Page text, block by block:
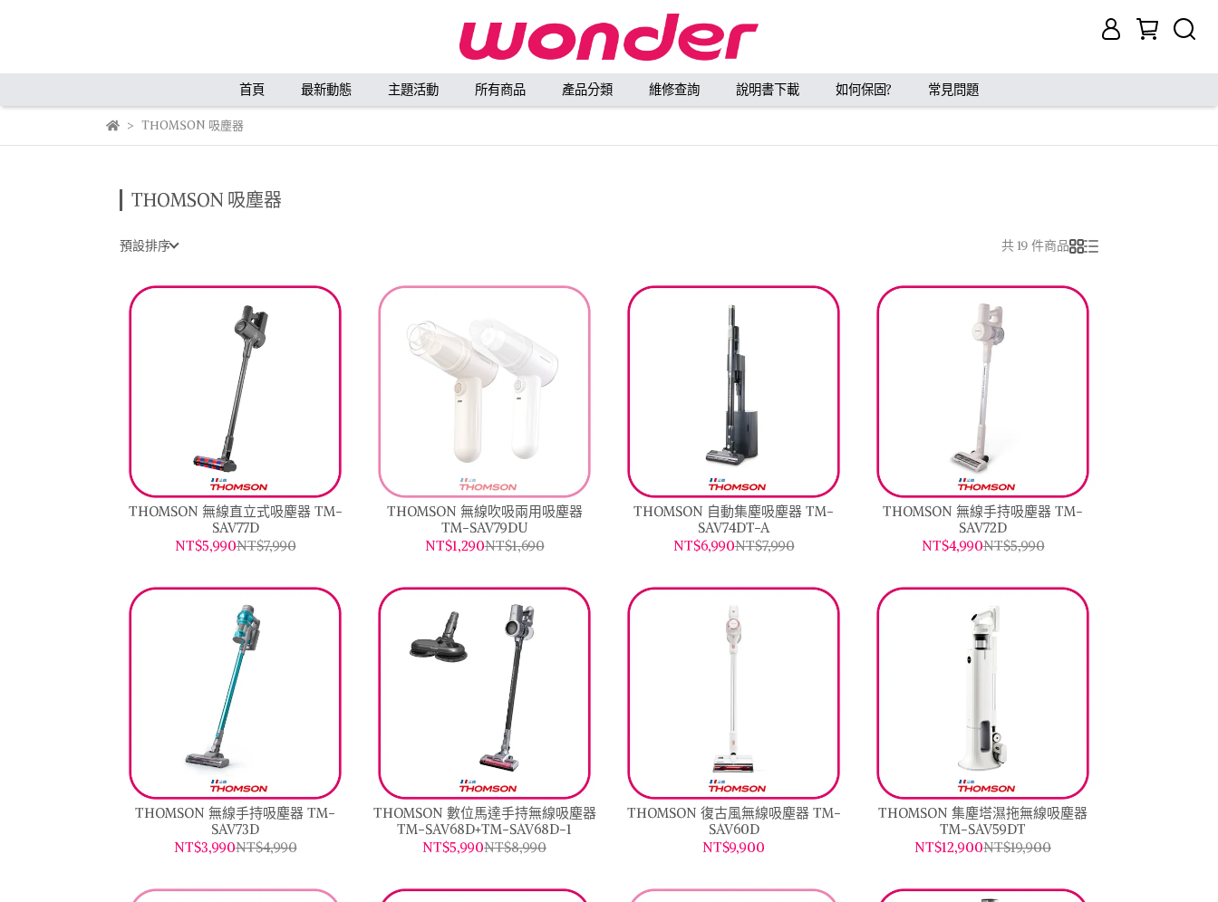
首頁 最新動態 主題活動 所有商品 產品分類 維修查詢 說明書下載 如何保固? 常見問題
THOMSON 吸塵器
THOMSON 吸塵器
預設排序 共 19 件商品
THOMSON 無線直立式吸塵器 TM-
SAV77D
NT$5,990NT$7,990
THOMSON 無線吹吸兩用吸塵器
TM-SAV79DU
NT$1,290NT$1,690
THOMSON 自動集塵吸塵器 TM-
SAV74DT-A
NT$6,990NT$7,990
THOMSON 無線手持吸塵器 TM-
SAV72D
NT$4,990NT$5,990
THOMSON 無線手持吸塵器 TM-
SAV73D
NT$3,990NT$4,990
THOMSON 數位馬達手持無線吸塵器
TM-SAV68D+TM-SAV68D-1
NT$5,990NT$8,990
THOMSON 復古風無線吸塵器 TM-
SAV60D
NT$9,900
THOMSON 集塵塔濕拖無線吸塵器
TM-SAV59DT
NT$12,900NT$19,900